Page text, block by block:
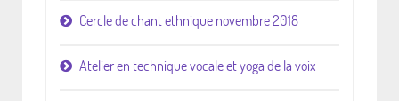
Cercle de chant ethnique novembre 2018
Atelier en technique vocale et yoga de la voix